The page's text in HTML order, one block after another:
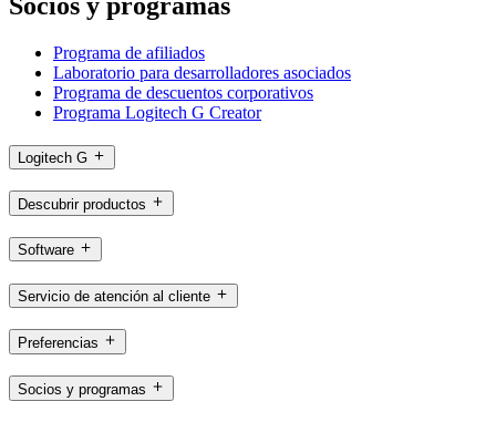
Socios y programas
Programa de afiliados
Laboratorio para desarrolladores asociados
Programa de descuentos corporativos
Programa Logitech G Creator
Logitech G
Descubrir productos
Software
Servicio de atención al cliente
Preferencias
Socios y programas